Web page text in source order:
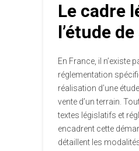
Le cadre
l’étude
En France, il n’existe
réglementation
réalisation d’une
vente d’un terrain.
textes législatifs et
encadrent cette
détaillent les